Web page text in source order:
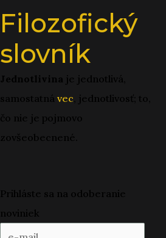
Filozofický
slovník
Jednotlivina je jednotlivá,
samostatnávec , jednotlivosť; to,
čo nie je pojmovo
zovšeobecnené.
Prihláste sa na odoberanie
noviniek